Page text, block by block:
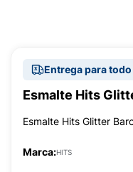
Entrega para
Esmalte Hits
Esmalte Hits Glitter
Marca:HITS